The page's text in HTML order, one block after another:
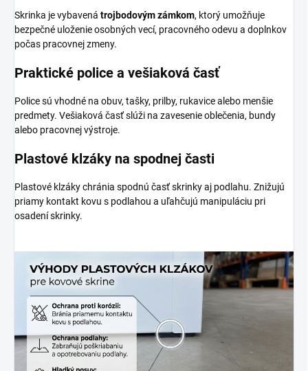
Skrinka je vybavená trojbodovým zámkom, ktorý umožňuje
bezpečné uloženie osobných vecí, pracovného odevu a doplnkov
počas pracovnej zmeny.
Praktické police a vešiaková časť
Police sú vhodné na obuv, tašky, prilby, rukavice alebo menšie
predmety. Vešiaková časť slúži na zavesenie oblečenia, bundy
alebo pracovnej výstroje.
Plastové klzáky na spodnej časti
Plastové klzáky chránia spodnú časť skrinky aj podlahu. Znižujú
priamy kontakt kovu s podlahou a uľahčujú manipuláciu pri
osadení skrinky.